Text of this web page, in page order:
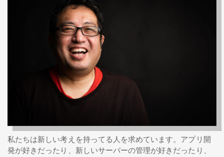
私たちは新しい考えを持ってる人を求めています。アプリ開
発が好きだったり、新しいサーバーの管理が好きだったり、